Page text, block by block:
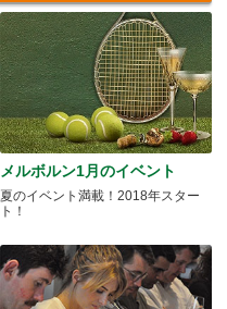
メルボルン1月のイベント
夏のイベント満載！2018年スター
ト！